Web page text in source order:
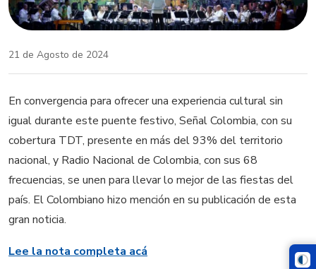
21 de Agosto de 2024
En convergencia para ofrecer una experiencia cultural sin
igual durante este puente festivo, Señal Colombia, con su
cobertura TDT, presente en más del 93% del territorio
nacional, y Radio Nacional de Colombia, con sus 68
frecuencias, se unen para llevar lo mejor de las fiestas del
país. El Colombiano hizo mención en su publicación de esta
gran noticia.
Lee la nota completa acá